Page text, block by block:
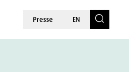
Presse EN